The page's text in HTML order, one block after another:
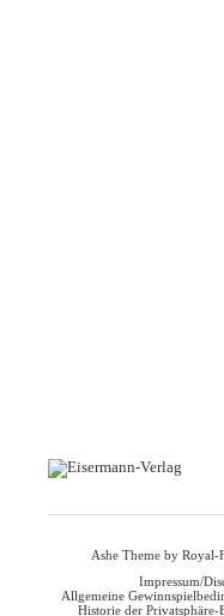
Ashe Theme by
Impressum/
Allgemeine
Historie der Privatsphäre-